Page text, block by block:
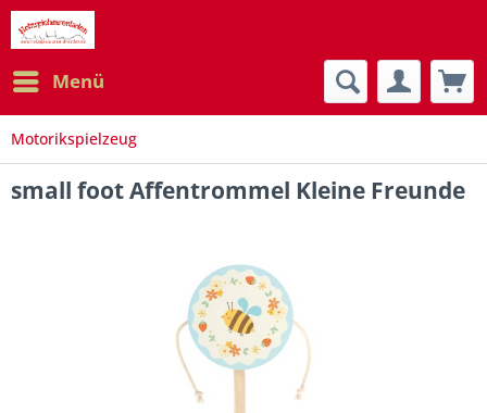
Menü
Motorikspielzeug
small foot Affentrommel Kleine Freunde